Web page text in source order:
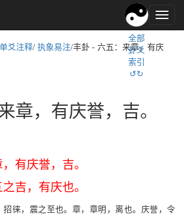
易
经
化,
全部
卦爻
索引
↺↻
单爻注释/ 执象易注/丰卦 - 六五：来章，有庆
章，有庆誉，吉。
有庆誉，吉。
吉，有庆也。
招徕，震之至也。章，章明，离也。庆誉，令